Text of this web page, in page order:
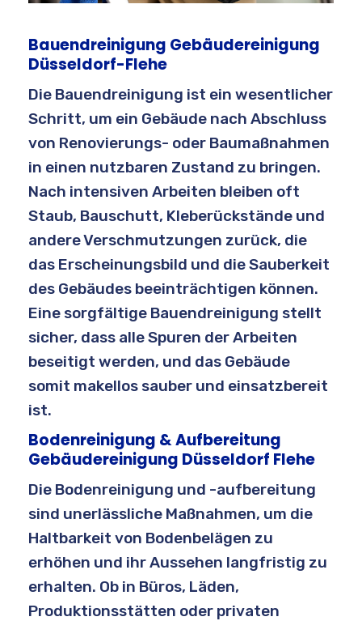
Bauendreinigung Gebäudereinigung
Düsseldorf-Flehe
Die Bauendreinigung ist ein wesentlicher
Schritt, um ein Gebäude nach Abschluss
von Renovierungs- oder Baumaßnahmen
in einen nutzbaren Zustand zu bringen.
Nach intensiven Arbeiten bleiben oft
Staub, Bauschutt, Kleberückstände und
andere Verschmutzungen zurück, die
das Erscheinungsbild und die Sauberkeit
des Gebäudes beeinträchtigen können.
Eine sorgfältige Bauendreinigung stellt
sicher, dass alle Spuren der Arbeiten
beseitigt werden, und das Gebäude
somit makellos sauber und einsatzbereit
ist.
Bodenreinigung & Aufbereitung
Gebäudereinigung Düsseldorf Flehe
Die Bodenreinigung und -aufbereitung
sind unerlässliche Maßnahmen, um die
Haltbarkeit von Bodenbelägen zu
erhöhen und ihr Aussehen langfristig zu
erhalten. Ob in Büros, Läden,
Produktionsstätten oder privaten